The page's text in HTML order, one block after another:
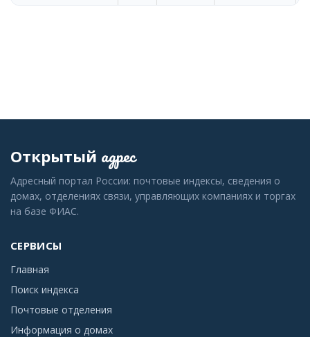
Открытый адрес
Адресный портал России: почтовые индексы, сведения о
домах, отделениях связи, управляющих компаниях и торгах
на базе ФИАС.
СЕРВИСЫ
Главная
Поиск индекса
Почтовые отделения
Информация о домах